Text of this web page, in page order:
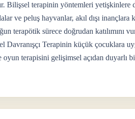
Bilişsel terapinin yöntemleri yetişkinlere
ve peluş hayvanlar, akıl dışı inançlara
terapötik sürece doğrudan katılımını
Terapinin küçük çocuklara
terapisini gelişimsel açıdan duyarlı